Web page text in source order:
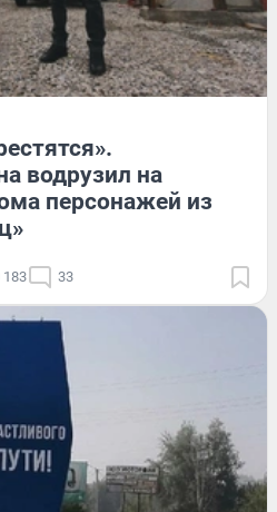
водрузил на
персонажей из
183 33